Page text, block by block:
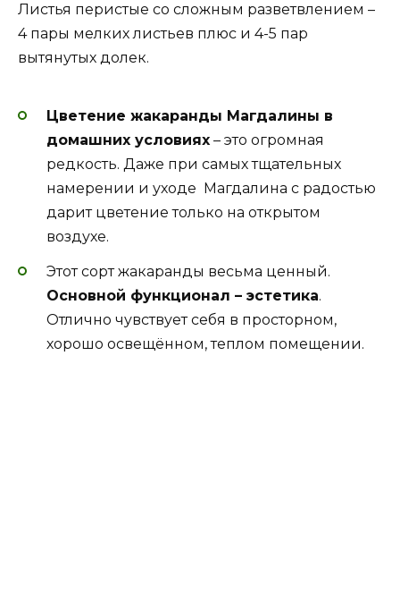
Листья перистые со сложным разветвлением –
4 пары мелких листьев плюс и 4-5 пар
вытянутых долек.
Цветение жакаранды Магдалины в
домашних условиях – это огромная
редкость. Даже при самых тщательных
намерении и уходе Магдалина с радостью
дарит цветение только на открытом
воздухе.
Этот сорт жакаранды весьма ценный.
Основной функционал – эстетика.
Отлично чувствует себя в просторном,
хорошо освещённом, теплом помещении.